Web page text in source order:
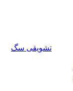
تشویقی سگ